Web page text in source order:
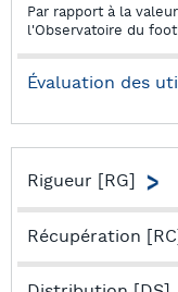
Par rapport à la
l'Observatoire du
Évaluation des
Rigueur [RG]
Capacité à
une forte présence
Récupération
Capacité à
bon travail